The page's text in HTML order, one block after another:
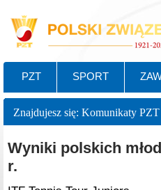
PZT SPORT
Znajdujesz się: Komunikaty PZT
Wyniki polskich
r.